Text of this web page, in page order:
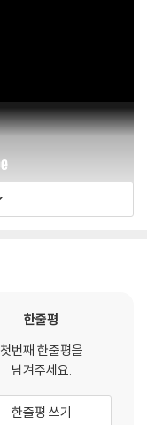
한줄평
첫번째 한줄평을
남겨주세요.
한줄평 쓰기